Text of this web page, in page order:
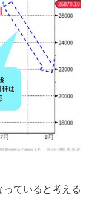
ていると考える